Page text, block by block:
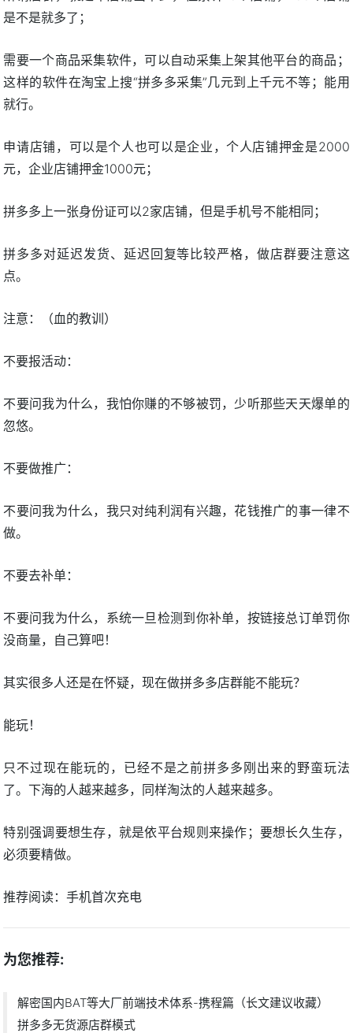
是不是就多了；
需要一个商品采集软件，可以自动采集上架其他平台的商品；
这样的软件在淘宝上搜“拼多多采集”几元到上千元不等；能用
就行。
申请店铺，可以是个人也可以是企业，个人店铺押金是2000
元，企业店铺押金1000元；
拼多多上一张身份证可以2家店铺，但是手机号不能相同；
拼多多对延迟发货、延迟回复等比较严格，做店群要注意这
点。
注意：（血的教训）
不要报活动：
不要问我为什么，我怕你赚的不够被罚，少听那些天天爆单的
忽悠。
不要做推广：
不要问我为什么，我只对纯利润有兴趣，花钱推广的事一律不
做。
不要去补单：
不要问我为什么，系统一旦检测到你补单，按链接总订单罚你
没商量，自己算吧！
其实很多人还是在怀疑，现在做拼多多店群能不能玩？
能玩！
只不过现在能玩的，已经不是之前拼多多刚出来的野蛮玩法
了。下海的人越来越多，同样淘汰的人越来越多。
特别强调要想生存，就是依平台规则来操作；要想长久生存，
必须要精做。
推荐阅读：手机首次充电
为您推荐:
解密国内BAT等大厂前端技术体系-携程篇（长文建议收藏）
拼多多无货源店群模式